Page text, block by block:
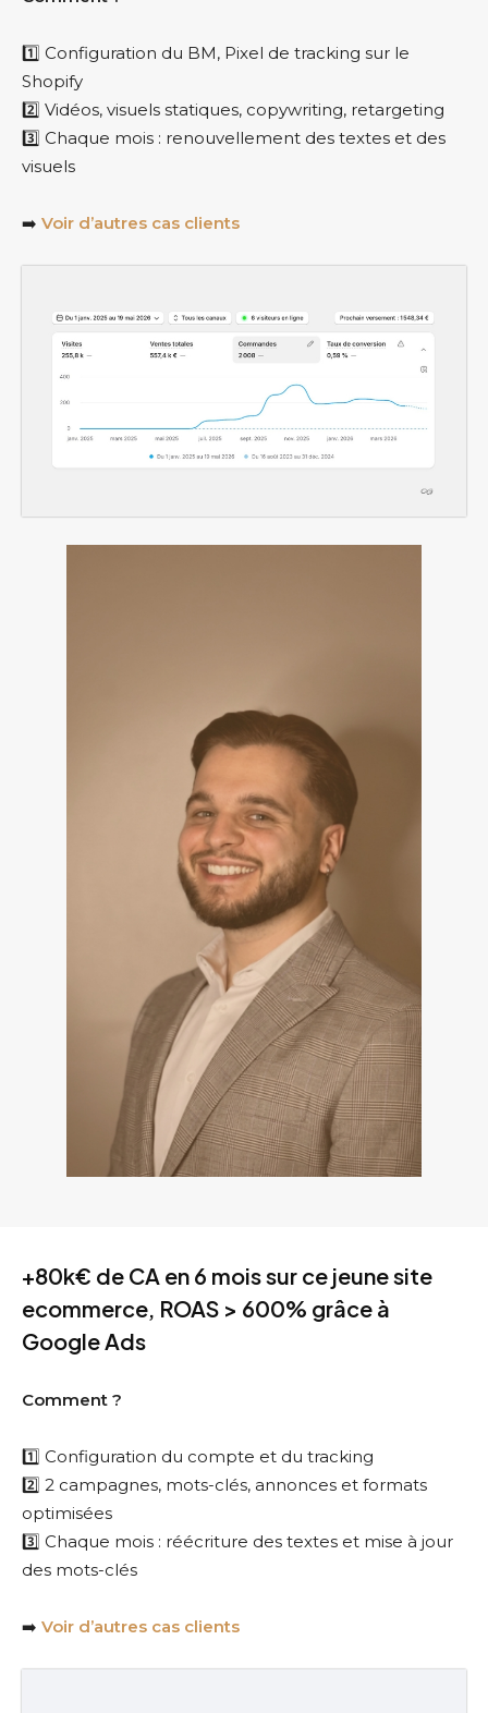
1️⃣ Configuration du BM, Pixel de tracking sur le
Shopify
2️⃣ Vidéos, visuels statiques, copywriting, retargeting
3️⃣ Chaque mois : renouvellement des textes et des
visuels
➡️ Voir d’autres cas clients
+80k€ de CA en 6 mois sur ce jeune site
ecommerce, ROAS > 600% grâce à
Google Ads
Comment ?
1️⃣ Configuration du compte et du tracking
2️⃣ 2 campagnes, mots-clés, annonces et formats
optimisées
3️⃣ Chaque mois : réécriture des textes et mise à jour
des mots-clés
➡️ Voir d’autres cas clients